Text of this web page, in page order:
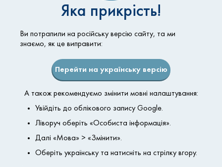
ADASSA Medical Clinic
Яка прикрість!
Ви потрапили на російську версію сайту, та ми
знаємо, як це виправити:
Перейти на українську версію
А також рекомендуємо змінити мовні налаштування:
Увійдіть до облікового запису Google.
Ліворуч оберіть «Особиста інформація».
Далі «Мова» > «Змінити».
Оберіть українську та натисніть на стрілку вгору.